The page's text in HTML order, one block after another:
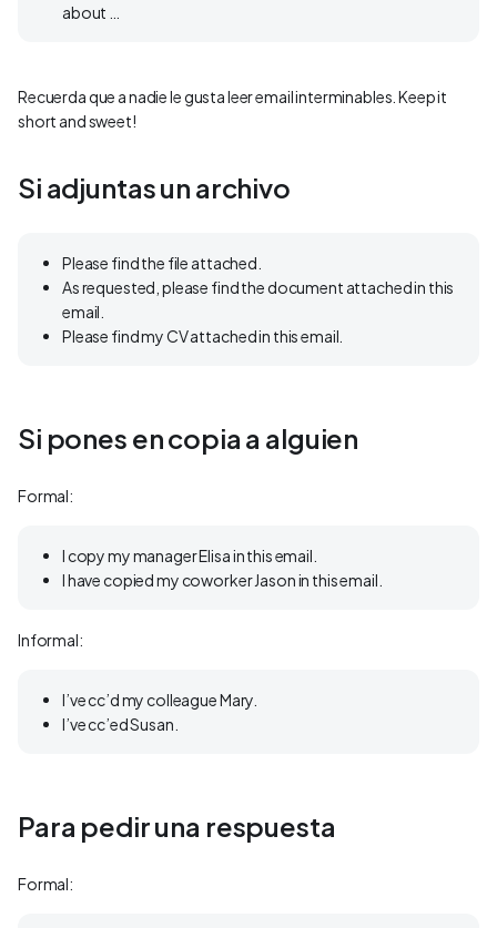
about …
Recuerda que a nadie le gusta leer email interminables. Keep it
short and sweet!
Si adjuntas un archivo
Please find the file attached.
As requested, please find the document attached in this
email.
Please find my CV attached in this email.
Si pones en copia a alguien
Formal:
I copy my manager Elisa in this email.
I have copied my coworker Jason in this email.
Informal:
I’ve cc’d my colleague Mary.
I’ve cc’ed Susan.
Para pedir una respuesta
Formal: